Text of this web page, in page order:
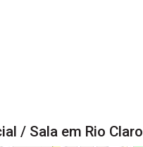
/ Sala em Rio Claro